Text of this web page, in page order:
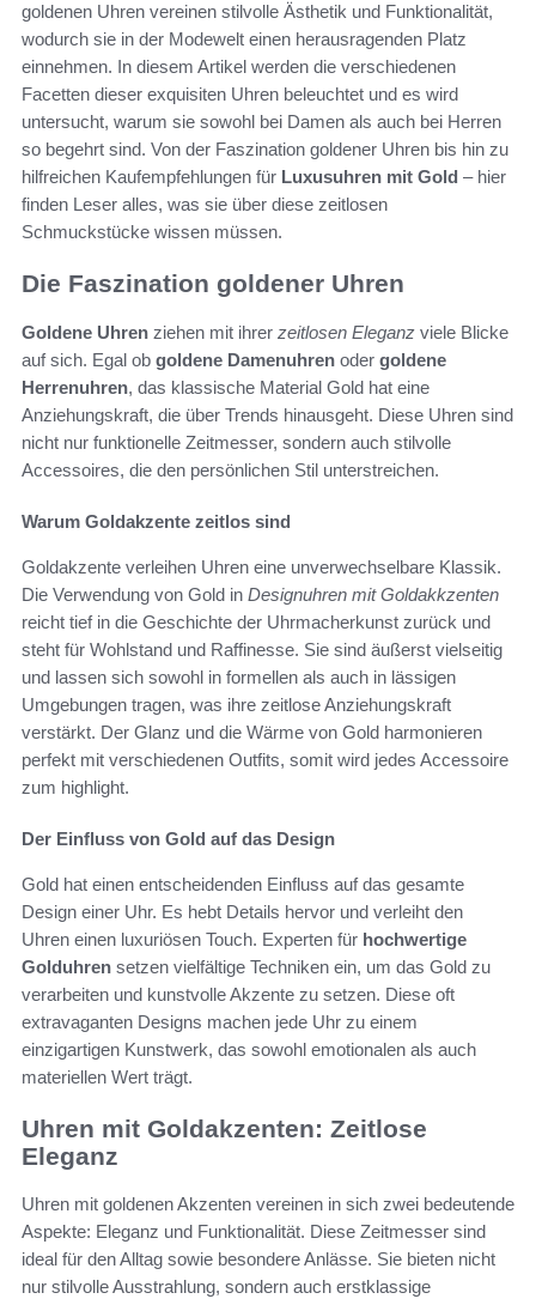
goldenen Uhren vereinen stilvolle Ästhetik und Funktionalität,
wodurch sie in der Modewelt einen herausragenden Platz
einnehmen. In diesem Artikel werden die verschiedenen
Facetten dieser exquisiten Uhren beleuchtet und es wird
untersucht, warum sie sowohl bei Damen als auch bei Herren
so begehrt sind. Von der Faszination goldener Uhren bis hin zu
hilfreichen Kaufempfehlungen für Luxusuhren mit Gold – hier
finden Leser alles, was sie über diese zeitlosen
Schmuckstücke wissen müssen.
Die Faszination goldener Uhren
Goldene Uhren ziehen mit ihrer zeitlosen Eleganz viele Blicke
auf sich. Egal ob goldene Damenuhren oder goldene
Herrenuhren, das klassische Material Gold hat eine
Anziehungskraft, die über Trends hinausgeht. Diese Uhren sind
nicht nur funktionelle Zeitmesser, sondern auch stilvolle
Accessoires, die den persönlichen Stil unterstreichen.
Warum Goldakzente zeitlos sind
Goldakzente verleihen Uhren eine unverwechselbare Klassik.
Die Verwendung von Gold in Designuhren mit Goldakkzenten
reicht tief in die Geschichte der Uhrmacherkunst zurück und
steht für Wohlstand und Raffinesse. Sie sind äußerst vielseitig
und lassen sich sowohl in formellen als auch in lässigen
Umgebungen tragen, was ihre zeitlose Anziehungskraft
verstärkt. Der Glanz und die Wärme von Gold harmonieren
perfekt mit verschiedenen Outfits, somit wird jedes Accessoire
zum highlight.
Der Einfluss von Gold auf das Design
Gold hat einen entscheidenden Einfluss auf das gesamte
Design einer Uhr. Es hebt Details hervor und verleiht den
Uhren einen luxuriösen Touch. Experten für hochwertige
Golduhren setzen vielfältige Techniken ein, um das Gold zu
verarbeiten und kunstvolle Akzente zu setzen. Diese oft
extravaganten Designs machen jede Uhr zu einem
einzigartigen Kunstwerk, das sowohl emotionalen als auch
materiellen Wert trägt.
Uhren mit Goldakzenten: Zeitlose
Eleganz
Uhren mit goldenen Akzenten vereinen in sich zwei bedeutende
Aspekte: Eleganz und Funktionalität. Diese Zeitmesser sind
ideal für den Alltag sowie besondere Anlässe. Sie bieten nicht
nur stilvolle Ausstrahlung, sondern auch erstklassige